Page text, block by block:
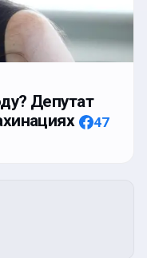
Депутат
47